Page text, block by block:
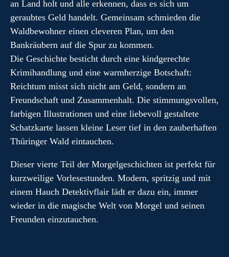
an Land holt und alle erkennen, dass es sich um
geraubtes Geld handelt. Gemeinsam schmieden die
Waldbewohner einen cleveren Plan, um den
Bankräubern auf die Spur zu kommen.
Die Geschichte besticht durch eine kindgerechte
Krimihandlung und eine warmherzige Botschaft:
Reichtum misst sich nicht am Geld, sondern an
Freundschaft und Zusammenhalt. Die stimmungsvollen,
farbigen Illustrationen und eine liebevoll gestaltete
Schatzkarte lassen kleine Leser tief in den zauberhaften
Thüringer Wald eintauchen.
Dieser vierte Teil der Morgelgeschichten ist perfekt für
kurzweilige Vorlesestunden. Modern, spritzig und mit
einem Hauch Detektivflair lädt er dazu ein, immer
wieder in die magische Welt von Morgel und seinen
Freunden einzutauchen.